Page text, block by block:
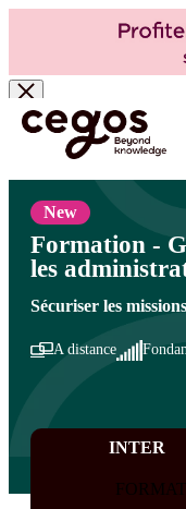
Skip to main content
Vous êtes ici : Accueil >Cegos,
Organisation -
Organisation - Transition et
New
Formation -
les
Sécuriser les
A distance
INTER